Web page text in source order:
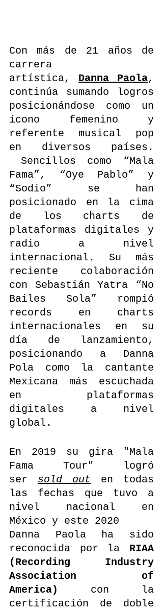
Con más de 21 años de
carrera
artística, Danna Paola,
continúa sumando logros
posicionándose como un
ícono femenino y
referente musical pop
en diversos países.
Sencillos como “Mala
Fama”, “Oye Pablo” y
“Sodio” se han
posicionado en la cima
de los charts de
plataformas digitales y
radio a nivel
internacional. Su más
reciente colaboración
con Sebastián Yatra “No
Bailes Sola” rompió
records en charts
internacionales en su
día de lanzamiento,
posicionando a Danna
Pola como la cantante
Mexicana más escuchada
en plataformas
digitales a nivel
global.
En 2019 su gira "Mala
Fama Tour" logró
ser sold out en todas
las fechas que tuvo a
nivel nacional en
México y este 2020
Danna Paola ha sido
reconocida por la RIAA
(Recording Industry
Association of
America)
con la
certificación de doble